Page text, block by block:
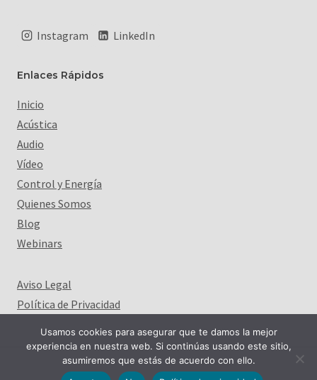
Instagram LinkedIn
Enlaces Rápidos
Inicio
Acústica
Audio
Vídeo
Control y Energía
Quienes Somos
Blog
Webinars
Aviso Legal
Política de Privacidad
Usamos cookies para asegurar que te damos la mejor
experiencia en nuestra web. Si continúas usando este sitio,
asumiremos que estás de acuerdo con ello.